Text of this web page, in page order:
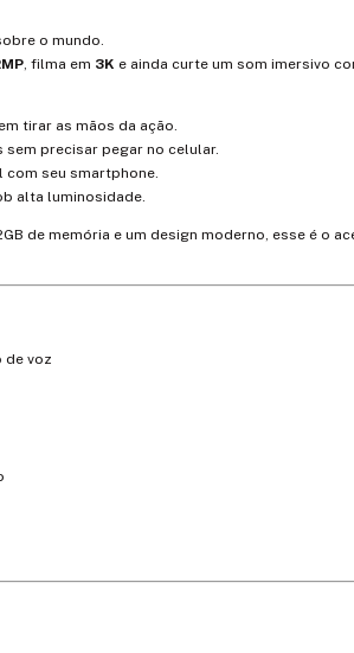
o mundo.
, filma em 3K e ainda curte um som imersivo
tirar as mãos da ação.
sem precisar pegar no celular.
com seu smartphone.
alta luminosidade.
de memória e um design moderno, esse é o
de voz